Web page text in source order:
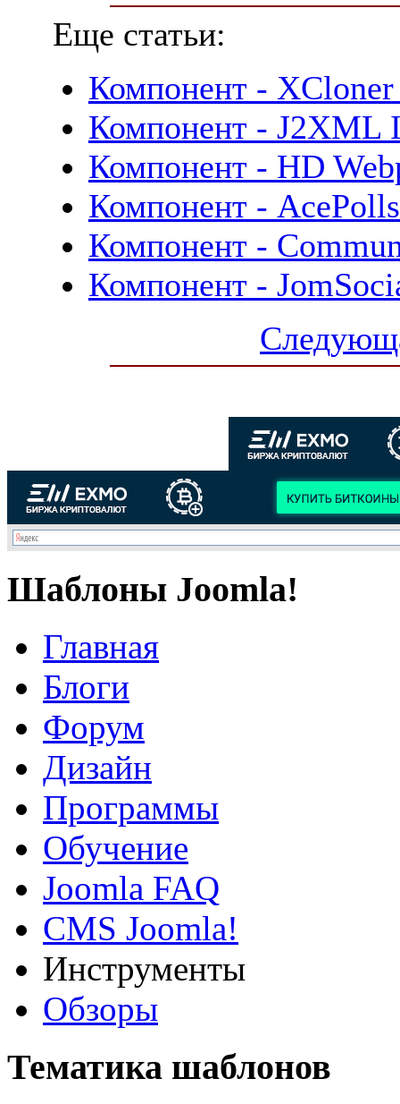
Еще статьи:
Компонент -
Компонент - J2XML
Компонент - HD
Компонент -
Компонент -
Компонент -
Шаблоны Joomla!
Главная
Блоги
Форум
Дизайн
Программы
Обучение
Joomla FAQ
CMS Joomla!
Инструменты
Обзоры
Тематика шаблонов